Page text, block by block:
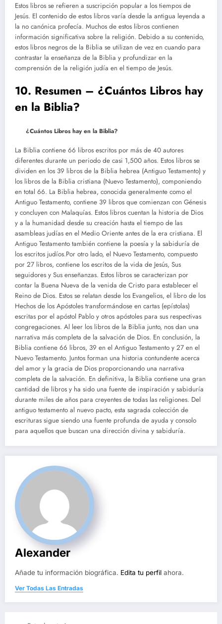
Estos libros se refieren a suscripción popular a los tiempos de
Jesús. El contenido de estos libros varía desde la antigua leyenda a
la no canónica profecía. Muchos de estos libros contienen
información significativa sobre la religión. Debido a su contenido,
estos libros negros de la Biblia se utilizan de vez en cuando para
contrastar la enseñanza de la Biblia y profundizar en la
comprensión de la religión judía en el tiempo de Jesús.
10. Resumen – ¿Cuántos Libros hay
en la Biblia?
¿Cuántos Libros hay en la Biblia?
La Biblia contiene 66 libros escritos por más de 40 autores
diferentes durante un periodo de casi 1,500 años. Estos libros se
dividen en los 39 libros de la Biblia hebrea (Antiguo Testamento) y
los libros de la Biblia cristiana (Nuevo Testamento), componiendo
en total 66. La Biblia hebrea, conocida generalmente como el
Antiguo Testamento, contiene 39 libros que comienzan con Génesis
y concluyen con Malaquías. Estos libros cuentan la historia de Dios
y a la humanidad desde su creación hasta el tiempo de las
asambleas judías en el Medio Oriente antes de la era cristiana. El
Antiguo Testamento también contiene la poesía y la sabiduría de
los escritos judíos.Por otro lado, el Nuevo Testamento, compuesto
por 27 libros, contiene los escritos de la vida de Jesús, Sus
seguidores y Sus enseñanzas. Estos libros se caracterizan por
contar la Buena Nueva de la venida de Cristo para establecer el
Reino de Dios. Estos se relatan desde los Evangelios, el libro de los
Hechos de los Apóstoles transformándose en cartas (epístolas)
escritas por el apóstol Pablo y otros apóstoles para sus respectivas
congregaciones. Al leer los libros de la Biblia junto, nos dan una
narrativa más completa de la salvación de Dios. En conclusión, la
Biblia contiene 66 libros, 39 en el Antiguo Testamento y 27 en el
Nuevo Testamento. Juntos forman una historia contundente acerca
del amor y la gracia de Dios proporcionando una narrativa
completa de la salvación. En definitiva, la Biblia contiene una gran
cantidad de libros y ha sido una fuente de inspiración y sabiduría
durante miles de años para creyentes de todas las religiones. Del
antiguo testamento al nuevo pacto, esta sagrada colección de
escrituras sigue siendo una fuente profunda de ayuda y consolo
para aquellos que buscan una dirección divina y sabiduría.
Alexander
Añade tu información biográfica. Edita tu perfil ahora.
Ver Todas Las Entradas